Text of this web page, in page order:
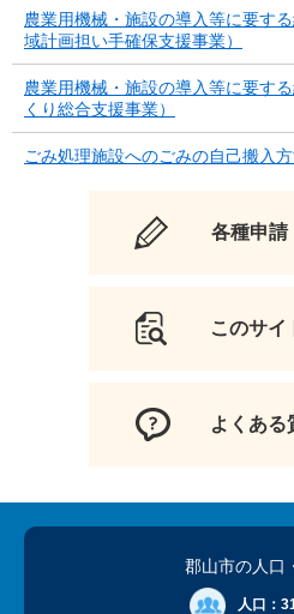
農業用機械・施設の導入等に要す
域計画担い手確保支援事業）
農業用機械・施設の導入等に要す
くり総合支援事業）
ごみ処理施設へのごみの自己搬入
各種申請
このサイ
よくある
郡山市の人口
人口：